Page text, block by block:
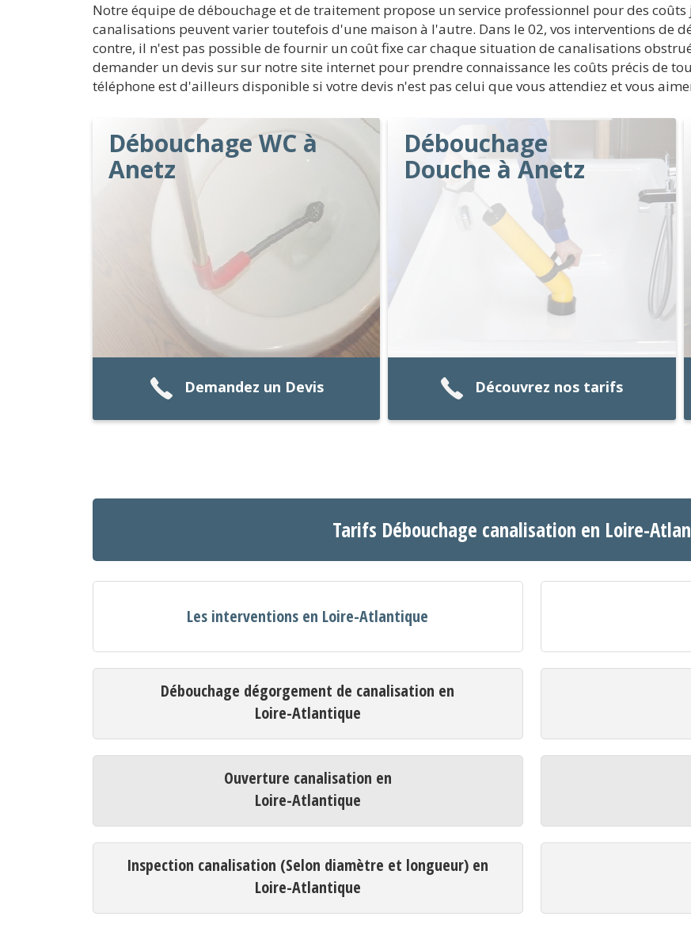
Notre équipe de débouchage et de traitement propose un service professionnel pour des coûts
canalisations peuvent varier toutefois d'une maison à l'autre. Dans le 02, vos interventions de
contre, il n'est pas possible de fournir un coût fixe car chaque situation de canalisations
demander un devis sur sur notre site internet pour prendre connaissance les coûts précis de
téléphone est d'ailleurs disponible si votre devis n'est pas celui que vous attendiez et vous
Débouchage WC à
Anetz
Demandez un Devis
Débouchage
Douche à Anetz
Découvrez nos tarifs
Tarifs Débouchage canalisation en Loire-
Les interventions en Loire-Atlantique
Débouchage dégorgement de canalisation en
Loire-Atlantique
Ouverture canalisation en
Loire-Atlantique
Inspection canalisation (Selon diamètre et longueur) en
Loire-Atlantique